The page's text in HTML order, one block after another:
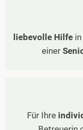
liebevolle Hilfe
einer
Für Ihre